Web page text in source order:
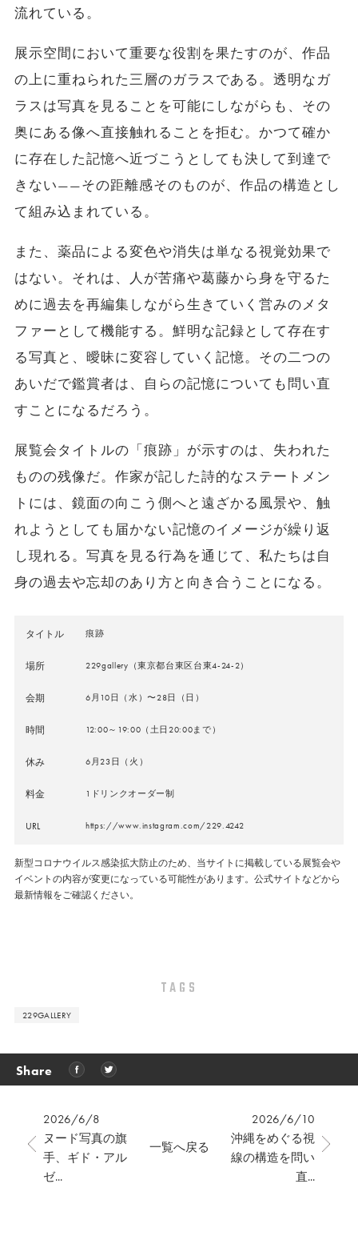
流れている。
展示空間において重要な役割を果たすのが、作品
の上に重ねられた三層のガラスである。透明なガ
ラスは写真を見ることを可能にしながらも、その
奥にある像へ直接触れることを拒む。かつて確か
に存在した記憶へ近づこうとしても決して到達で
きない——その距離感そのものが、作品の構造とし
て組み込まれている。
また、薬品による変色や消失は単なる視覚効果で
はない。それは、人が苦痛や葛藤から身を守るた
めに過去を再編集しながら生きていく営みのメタ
ファーとして機能する。鮮明な記録として存在す
る写真と、曖昧に変容していく記憶。その二つの
あいだで鑑賞者は、自らの記憶についても問い直
すことになるだろう。
展覧会タイトルの「痕跡」が示すのは、失われた
ものの残像だ。作家が記した詩的なステートメン
トには、鏡面の向こう側へと遠ざかる風景や、触
れようとしても届かない記憶のイメージが繰り返
し現れる。写真を見る行為を通じて、私たちは自
身の過去や忘却のあり方と向き合うことになる。
タイトル 痕跡
場所 229gallery（東京都台東区台東4-24-2）
会期 6月10日（水）〜28日（日）
時間 12:00～19:00（土日20:00まで）
休み 6月23日（火）
料金 1ドリンクオーダー制
URL https://www.instagram.com/229.4242
新型コロナウイルス感染拡大防止のため、当サイトに掲載している展覧会や
イベントの内容が変更になっている可能性があります。公式サイトなどから
最新情報をご確認ください。
TAGS
229GALLERY
Share
2026/6/8
ヌード写真の旗
手、ギド・アル
ゼ...
2026/6/10
沖縄をめぐる視
線の構造を問い
直...
一覧へ戻る